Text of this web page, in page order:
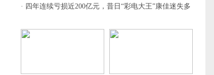
· 四年连续亏损近200亿元，昔日“彩电大王”康佳迷失多